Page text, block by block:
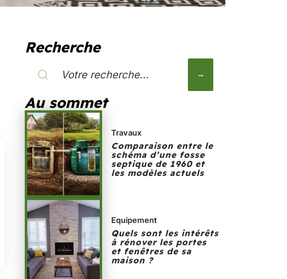
Recherche
Au sommet
Travaux
Comparaison entre le
schéma d’une fosse
septique de 1960 et
les modèles actuels
Equipement
Quels sont les intérêts
à rénover les portes
et fenêtres de sa
maison ?